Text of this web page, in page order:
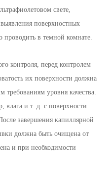
свете,
поверхностных
проводить в темной комнате.
контроля, перед контролем
их поверхности должна
требованиям уровня качества.
влага и т. д. с поверхности
завершения капиллярной
должна быть очищена от
и при необходимости